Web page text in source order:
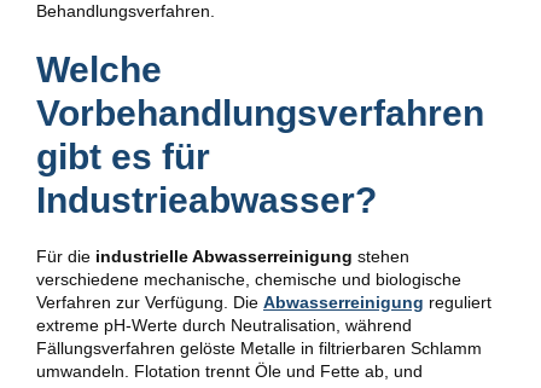
Behandlungsverfahren.
Welche
Vorbehandlungsverfahren
gibt es für
Industrieabwasser?
Für die industrielle Abwasserreinigung stehen
verschiedene mechanische, chemische und biologische
Verfahren zur Verfügung. Die Abwasserreinigung reguliert
extreme pH-Werte durch Neutralisation, während
Fällungsverfahren gelöste Metalle in filtrierbaren Schlamm
umwandeln. Flotation trennt Öle und Fette ab, und